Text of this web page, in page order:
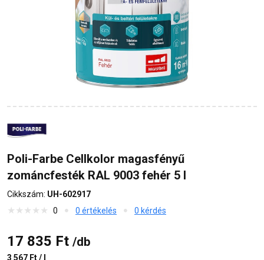
Poli-Farbe Cellkolor magasfényű
zománcfesték RAL 9003 fehér 5 l
Cikkszám: UH-602917
0
0 értékelés 0 kérdés
17 835 Ft /db
3 567 Ft / l